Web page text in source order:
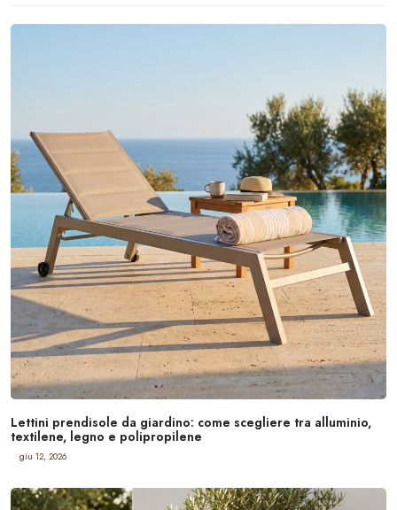
Lettini prendisole da giardino: come scegliere tra alluminio,
textilene, legno e polipropilene
giu 12, 2026